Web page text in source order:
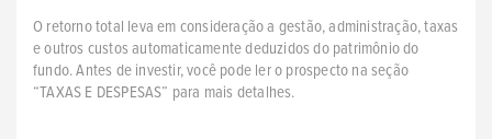
O retorno total leva em consideração a gestão, administração, taxas
e outros custos automaticamente deduzidos do patrimônio do
fundo. Antes de investir, você pode ler o prospecto na seção
“TAXAS E DESPESAS” para mais detalhes.